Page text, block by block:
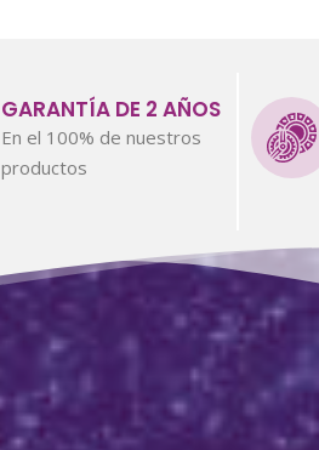
GARANTÍA DE 2 AÑOS
En el 100% de nuestros
productos